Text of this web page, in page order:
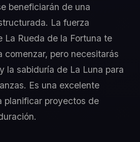
beneficiarán de una
La fuerza
La Rueda de la Fortuna te
comenzar, pero necesitarás
la sabiduría de La Luna para
Es una excelente
planificar proyectos de